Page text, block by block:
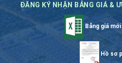
ĐĂNG KÝ NHẬN BẢNG GIÁ &
Bảng giá
Hồ sơ